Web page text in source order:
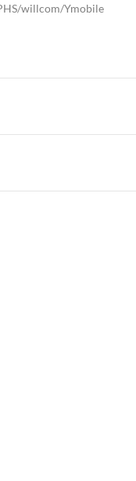
willcom/Ymobile